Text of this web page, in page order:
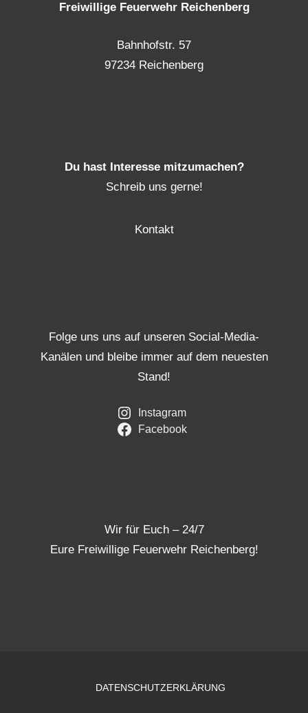
Freiwillige Feuerwehr Reichenberg
Bahnhofstr. 57
97234 Reichenberg
Du hast Interesse mitzumachen?
Schreib uns gerne!
Kontakt
Folge uns uns auf unseren Social-Media-
Kanälen und bleibe immer auf dem neuesten
Stand!
Instagram
Facebook
Wir für Euch – 24/7
Eure Freiwillige Feuerwehr Reichenberg!
DATENSCHUTZERKLÄRUNG